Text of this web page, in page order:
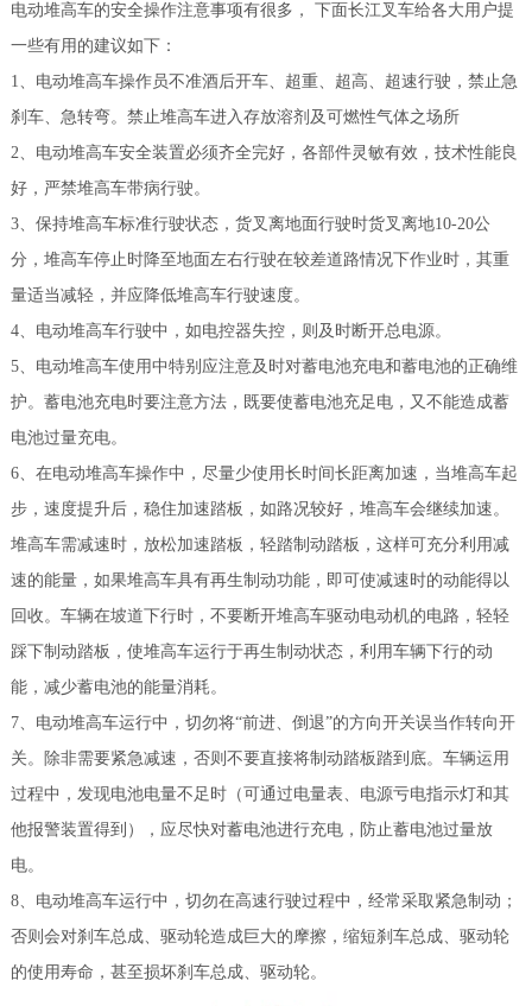
电动堆高车的安全操作注意事项有很多， 下面长江叉车给各大用户提
一些有用的建议如下：
1、电动堆高车操作员不准酒后开车、超重、超高、超速行驶，禁止急
刹车、急转弯。禁止堆高车进入存放溶剂及可燃性气体之场所
2、电动堆高车安全装置必须齐全完好，各部件灵敏有效，技术性能良
好，严禁堆高车带病行驶。
3、保持堆高车标准行驶状态，货叉离地面行驶时货叉离地10-20公
分，堆高车停止时降至地面左右行驶在较差道路情况下作业时，其重
量适当减轻，并应降低堆高车行驶速度。
4、电动堆高车行驶中，如电控器失控，则及时断开总电源。
5、电动堆高车使用中特别应注意及时对蓄电池充电和蓄电池的正确维
护。蓄电池充电时要注意方法，既要使蓄电池充足电，又不能造成蓄
电池过量充电。
6、在电动堆高车操作中，尽量少使用长时间长距离加速，当堆高车起
步，速度提升后，稳住加速踏板，如路况较好，堆高车会继续加速。
堆高车需减速时，放松加速踏板，轻踏制动踏板，这样可充分利用减
速的能量，如果堆高车具有再生制动功能，即可使减速时的动能得以
回收。车辆在坡道下行时，不要断开堆高车驱动电动机的电路，轻轻
踩下制动踏板，使堆高车运行于再生制动状态，利用车辆下行的动
能，减少蓄电池的能量消耗。
7、电动堆高车运行中，切勿将“前进、倒退”的方向开关误当作转向开
关。除非需要紧急减速，否则不要直接将制动踏板踏到底。车辆运用
过程中，发现电池电量不足时（可通过电量表、电源亏电指示灯和其
他报警装置得到），应尽快对蓄电池进行充电，防止蓄电池过量放
电。
8、电动堆高车运行中，切勿在高速行驶过程中，经常采取紧急制动；
否则会对刹车总成、驱动轮造成巨大的摩擦，缩短刹车总成、驱动轮
的使用寿命，甚至损坏刹车总成、驱动轮。